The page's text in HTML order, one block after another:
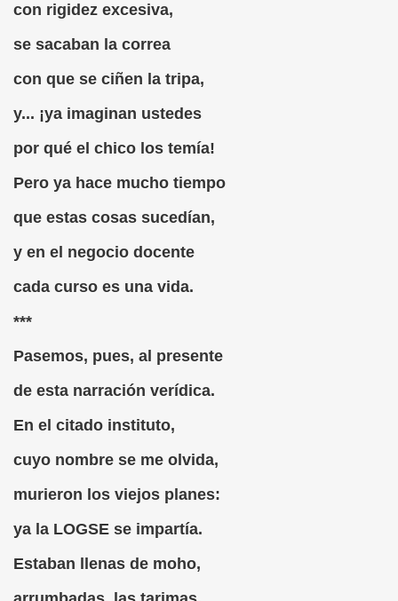
con rigidez excesiva,
se sacaban la correa
con que se ciñen la tripa,
y... ¡ya imaginan ustedes
por qué el chico los temía!
Pero ya hace mucho tiempo
que estas cosas sucedían,
y en el negocio docente
cada curso es una vida.
***
Pasemos, pues, al presente
de esta narración verídica.
En el citado instituto,
cuyo nombre se me olvida,
murieron los viejos planes:
ya la LOGSE se impartía.
Estaban llenas de moho,
de la Banda)
lo Que Puede un Chumino
Pazos)
Alonso)
el Mudo..., de El Decamerón (Giovanni Boccaccio)